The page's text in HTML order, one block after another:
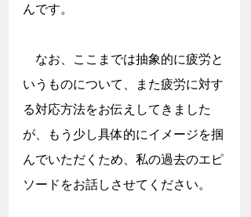
んです。
なお、ここまでは抽象的に疲労と
いうものについて、また疲労に対す
る対応方法をお伝えしてきました
が、もう少し具体的にイメージを掴
んでいただくため、私の過去のエピ
ソードをお話しさせてください。